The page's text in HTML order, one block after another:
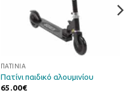
ΠΑΤΊΝΙΑ
Πατίνι παιδικό αλουμινίου
65.00€